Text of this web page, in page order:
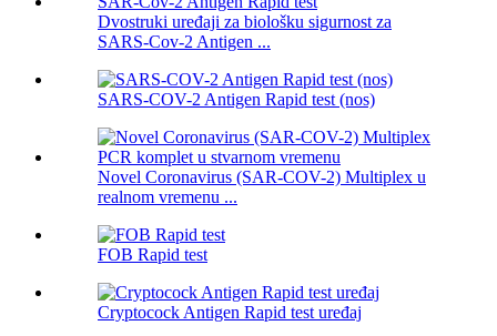
Dvostruki uređaji za biološku sigurnost za
SARS-Cov-2 Antigen ...
SARS-COV-2 Antigen Rapid test (nos)
Novel Coronavirus (SAR-COV-2) Multiplex u
realnom vremenu ...
FOB Rapid test
Cryptocock Antigen Rapid test uređaj